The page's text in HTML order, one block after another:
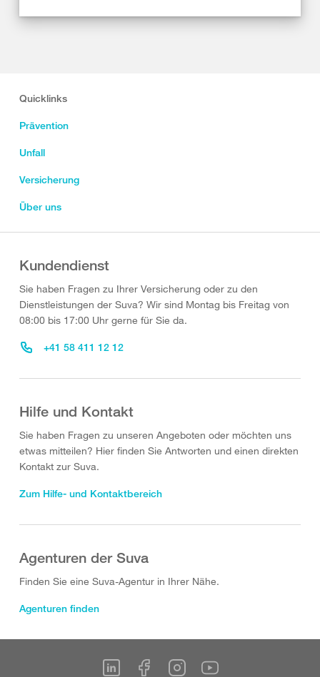
Quicklinks
Prävention
Unfall
Versicherung
Über uns
Kundendienst
Sie haben Fragen zu Ihrer Versicherung oder zu den
Dienstleistungen der Suva? Wir sind Montag bis Freitag von
08:00 bis 17:00 Uhr gerne für Sie da.
+41 58 411 12 12
Hilfe und Kontakt
Sie haben Fragen zu unseren Angeboten oder möchten uns
etwas mitteilen? Hier finden Sie Antworten und einen direkten
Kontakt zur Suva.
Zum Hilfe- und Kontaktbereich
Agenturen der Suva
Finden Sie eine Suva-Agentur in Ihrer Nähe.
Agenturen finden